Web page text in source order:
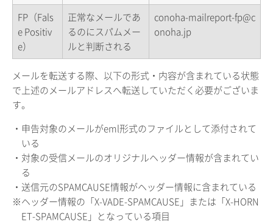
FP（Fals
e Positiv
e）
正常なメールであ
るのにスパムメー
ルと判断される
conoha-mailreport-fp@c
onoha.jp
メールを転送する際、以下の形式・内容が含まれている状態
で上述のメールアドレスへ転送していただく必要がございま
す。
・申告対象のメールがeml形式のファイルとして添付されて
いる
・対象の受信メールのオリジナルヘッダー情報が含まれてい
る
・送信元のSPAMCAUSE情報がヘッダー情報に含まれている
※ヘッダー情報の「X-VADE-SPAMCAUSE」または「X-HORN
ET-SPAMCAUSE」となっている項目